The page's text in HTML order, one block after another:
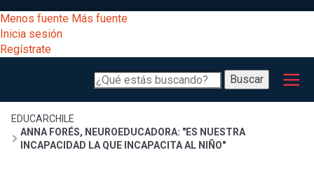
al
contenido
principal
[Educarchile
Escritorio]
Menú
Menos fuente Más fuente
Inicia sesión
Regístrate
Buscar
Buscar
Menú
principal
Desarrollo
Expand
Gestión
curricular
Sobrescribir
EDUCARCHILE
ANNA FORÉS, NEUROEDUCADORA: "ES NUESTRA
INCAPACIDAD LA QUE INCAPACITA AL NIÑO"